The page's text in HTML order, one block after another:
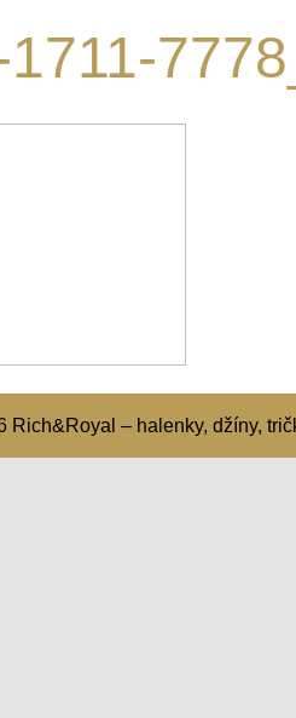
1711-
Rich&Royal – halenky, džíny,